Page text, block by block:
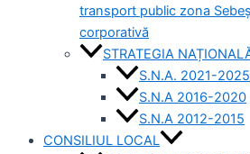
transport public zona
corporativă
STRATEGIA
S.N.A. 2021-2025
S.N.A 2016-2020
S.N.A 2012-2015
CONSILIUL LOCAL